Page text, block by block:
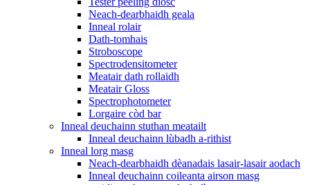
Neach-dearbhaidh geala
Inneal rolair
Dath-tomhais
Stroboscope
Spectrodensitometer
Meatair dath rollaidh
Meatair Gloss
Spectrophotometer
Lorgaire còd bar
Inneal deuchainn stuthan meatailt
Inneal deuchainn lùbadh a-rithist
Inneal lorg masg
Neach-dearbhaidh dèanadais lasair-lasair aodach
Inneal deuchainn coileanta airson masg